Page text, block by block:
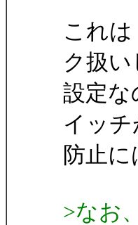
これ
ク扱い
設定な
イッ
防止
>なお